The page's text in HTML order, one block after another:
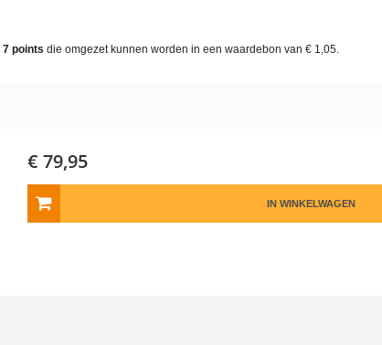
7 points die omgezet kunnen worden in een waardebon van € 1,05.
€ 79,95
IN WINKELWAGEN